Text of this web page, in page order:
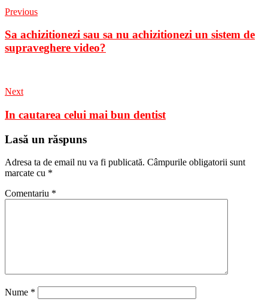
Previous
Sa achizitionezi sau sa nu achizitionezi un sistem de
supraveghere video?
Next
In cautarea celui mai bun dentist
Lasă un răspuns
Adresa ta de email nu va fi publicată. Câmpurile obligatorii sunt
marcate cu *
Comentariu *
Nume *